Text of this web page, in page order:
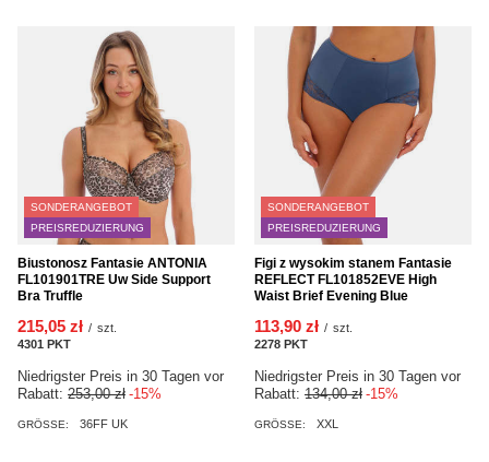
SONDERANGEBOT
PREISREDUZIERUNG
Biustonosz Fantasie ANTONIA
FL101901TRE Uw Side Support
Bra Truffle
215,05 zł / szt.
4301 PKT
Niedrigster Preis in 30 Tagen vor
Rabatt: 253,00 zł -15%
GRÖSSE: 36FF UK
SONDERANGEBOT
PREISREDUZIERUNG
Figi z wysokim stanem Fantasie
REFLECT FL101852EVE High
Waist Brief Evening Blue
113,90 zł / szt.
2278 PKT
Niedrigster Preis in 30 Tagen vor
Rabatt: 134,00 zł -15%
GRÖSSE: XXL